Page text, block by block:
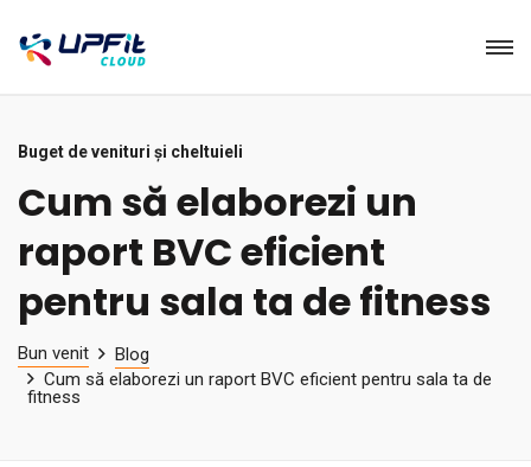
Buget de venituri și cheltuieli
Cum să elaborezi un
raport BVC eficient
pentru sala ta de fitness
Bun venit
Blog
Cum să elaborezi un raport BVC eficient pentru sala ta de
fitness